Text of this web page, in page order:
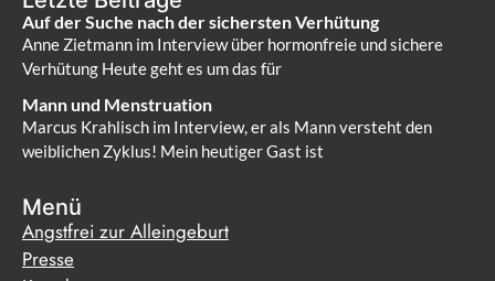
Auf der Suche nach der sichersten Verhütung
Anne Zietmann im Interview über hormonfreie und sichere
Verhütung Heute geht es um das für
Mann und Menstruation
Marcus Krahlisch im Interview, er als Mann versteht den
weiblichen Zyklus! Mein heutiger Gast ist
Menü
Angstfrei zur Alleingeburt
Presse